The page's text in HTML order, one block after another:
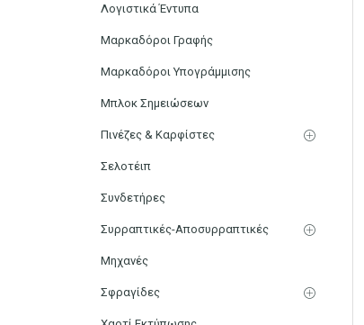
Λογιστικά Έντυπα
Μαρκαδόροι Γραφής
Μαρκαδόροι Υπογράμμισης
Μπλοκ Σημειώσεων
Πινέζες & Καρφίστες
Σελοτέιπ
Συνδετήρες
Συρραπτικές-Αποσυρραπτικές
Μηχανές
Σφραγίδες